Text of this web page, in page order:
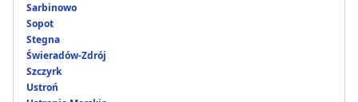
Sarbinowo
Sopot
Stegna
Świeradów-Zdrój
Szczyrk
Ustroń